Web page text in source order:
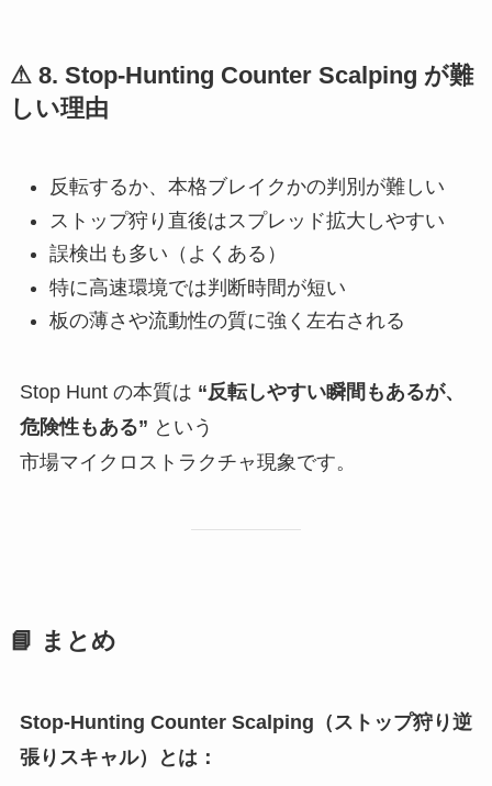
⚠ 8. Stop-Hunting Counter Scalping が難
しい理由
反転するか、本格ブレイクかの判別が難しい
ストップ狩り直後はスプレッド拡大しやすい
誤検出も多い（よくある）
特に高速環境では判断時間が短い
板の薄さや流動性の質に強く左右される
Stop Hunt の本質は “反転しやすい瞬間もあるが、
危険性もある” という
市場マイクロストラクチャ現象です。
📘 まとめ
Stop-Hunting Counter Scalping（ストップ狩り逆
張りスキャル）とは：